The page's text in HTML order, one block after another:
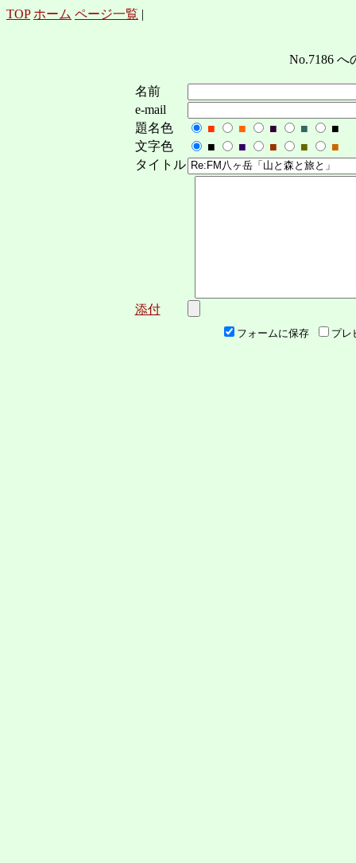
TOP ホーム ページ一覧 |
No.7186 へ
名前
e-mail
題名色
■ ■ ■ ■
■
文字色
■ ■ ■ ■
■
タイトル
添付
フォームに保存 プレ